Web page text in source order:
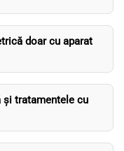
doar cu aparat
și tratamentele cu